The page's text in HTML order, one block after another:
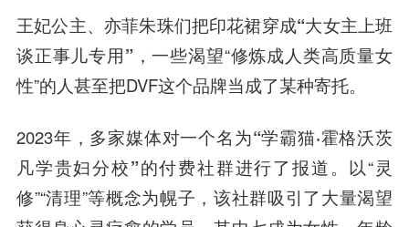
王妃公主、亦菲朱珠们把印花裙穿成“大女主上班
谈正事儿专用”，一些渴望“修炼成人类高质量女
性”的人甚至把DVF这个品牌当成了某种寄托。
2023年，多家媒体对一个名为“学霸猫·霍格沃茨
凡学贵妇分校”的付费社群进行了报道。以“灵
修”“清理”等概念为幌子，该社群吸引了大量渴望